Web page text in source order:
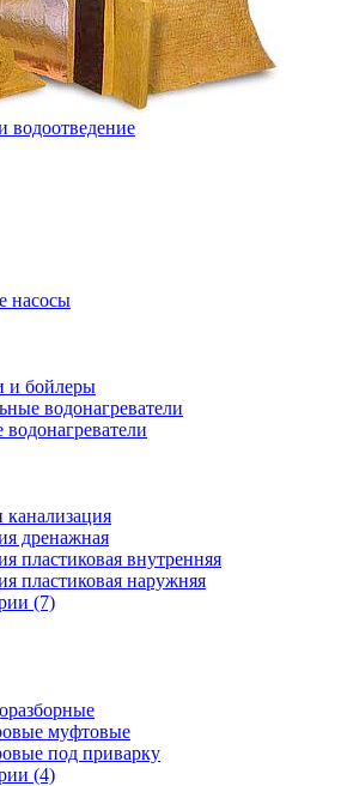
водоотведение
насосы
и бойлеры
водонагреватели
канализация
дренажная
пластиковая внутренняя
пластиковая наружняя
(7)
муфтовые
под приварку
(4)